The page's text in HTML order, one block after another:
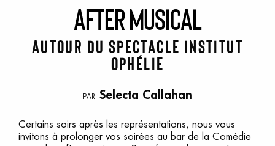
Aftermusical
Autour du spectacle Institut
Ophélie
PAR Selecta Callahan
Certains soirs après les représentations, nous vous
invitons à prolonger vos soirées au bar de la Comédie